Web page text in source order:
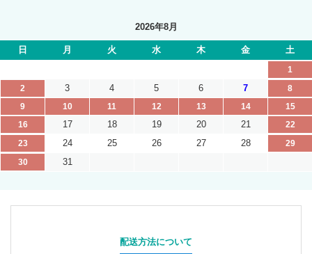
2026年8月
日 月 火 水 木 金 土
1
2
3 4 5 6 7
8
9
10 11 12 13 14
15
16
17 18 19 20 21
22
23
24 25 26 27 28
29
30
31
配送方法について